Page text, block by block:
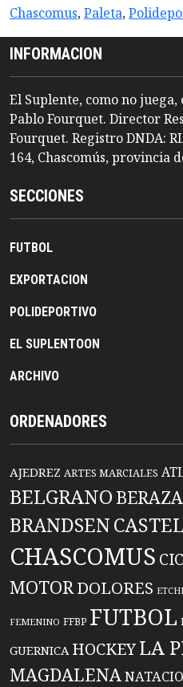
Chascomus,Paleta,
INFORMACION
El Suplente, como no
Pablo Fourquet. Director
Fourquet. Registro DNDA:
164, Chascomús, provincia
SECCIONES
FUTBOL
EXPORTACION
POLIDEPORTIVO
EL SUPLENTOON
ARCHIVO
ORDENADORES
AJEDREZ ARTES MARCIALES
BELGRANO
BRANDSEN
CHASCOMUS
MOTORDOLORES
FEMENINO FFBP FUTBOL
GUERNICA HOCKEYLA
MAGDALENA